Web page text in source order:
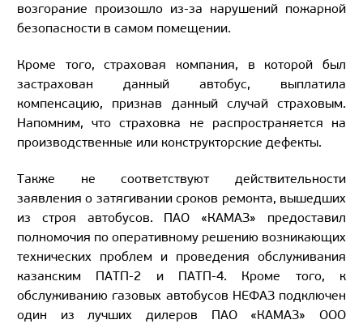
возгорание произошло из-за нарушений пожарной
безопасности в самом помещении.
Кроме того, страховая компания, в которой был
застрахован данный автобус, выплатила
компенсацию, признав данный случай страховым.
Напомним, что страховка не распространяется на
производственные или конструкторские дефекты.
Также не соответствуют действительности
заявления о затягивании сроков ремонта, вышедших
из строя автобусов. ПАО «КАМАЗ» предоставил
полномочия по оперативному решению возникающих
технических проблем и проведения обслуживания
казанским ПАТП-2 и ПАТП-4. Кроме того, к
обслуживанию газовых автобусов НЕФАЗ подключен
один из лучших дилеров ПАО «КАМАЗ» ООО